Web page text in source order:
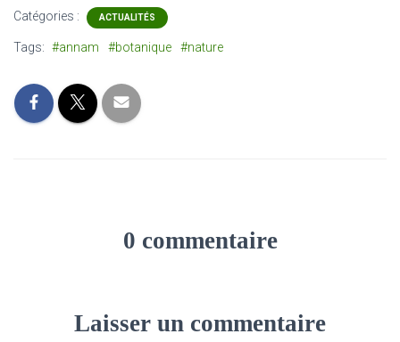
Catégories : ACTUALITÉS
Tags: #annam #botanique #nature
0 commentaire
Laisser un commentaire